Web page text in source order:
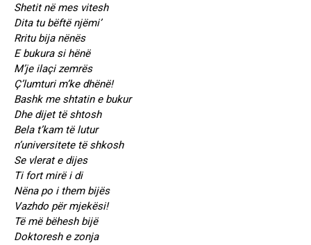
Shetit në mes vitesh
Dita tu bëftë njëmi’
Rritu bija nënës
E bukura si hënë
M’je ilaçi zemrës
Ç’lumturi m’ke dhënë!
Bashk me shtatin e bukur
Dhe dijet të shtosh
Bela t’kam të lutur
n’universitete të shkosh
Se vlerat e dijes
Ti fort mirë i di
Nëna po i them bijës
Vazhdo për mjekësi!
Të më bëhesh bijë
Doktoresh e zonja